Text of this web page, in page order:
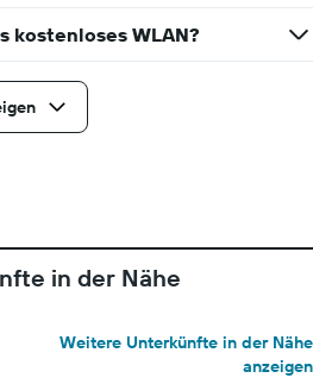
kostenloses WLAN?
in der Nähe
Weitere Unterkünfte in der Nähe
anzeigen